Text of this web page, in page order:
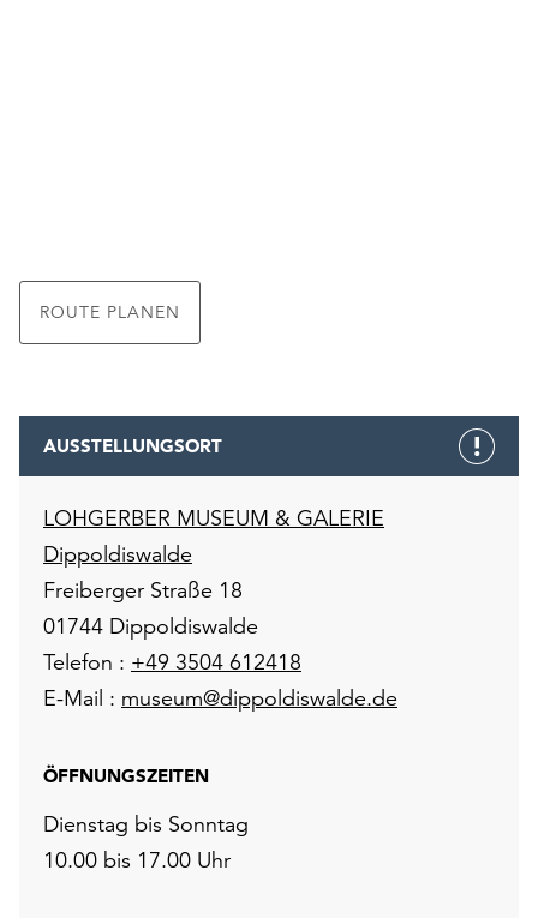
ROUTE PLANEN
AUSSTELLUNGSORT
LOHGERBER MUSEUM & GALERIE
Dippoldiswalde
Freiberger Straße 18
01744 Dippoldiswalde
Telefon : +49 3504 612418
E-Mail : museum@dippoldiswalde.de
ÖFFNUNGSZEITEN
Dienstag bis Sonntag
10.00 bis 17.00 Uhr